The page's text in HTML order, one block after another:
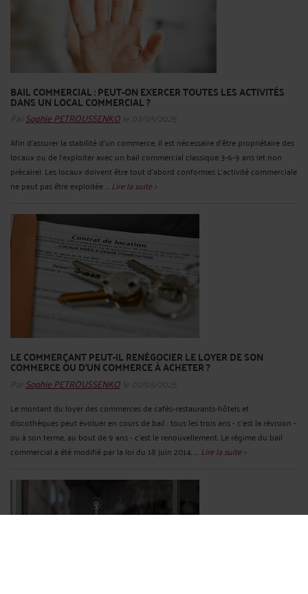
BAIL COMMERCIAL : PEUT-ON EXERCER TOUTES LES ACTIVITÉS
DANS UN LOCAL COMMERCIAL ?
Par Sophie PETROUSSENKO le 02/05/2025
Afin d’assurer la stabilité d’un commerce, il est nécessaire d’être propriétaire des
locaux ou de l’exploiter avec un bail commercial classique 3-6-9 ans (et non
précaire). Les locaux doivent être tout d’abord conformes L’activité commerciale
ne peut pas être exploitée ... Lire la suite >
LE COMMERÇANT PEUT-IL RENÉGOCIER LE LOYER DE SON
COMMERCE OU D’UN COMMERCE À ACHETER ?
Par Sophie PETROUSSENKO le 02/05/2025
Le montant du loyer des commerces de cafés-restaurants-hôtels et
discothèques peut évoluer en cours de bail : tous les trois ans - c’est la révision -
ou à son terme, au bout de 9 ans - c’est le renouvellement. Le régime du bail
commercial a été modifié par la loi du 18 juin 2014, ... Lire la suite >